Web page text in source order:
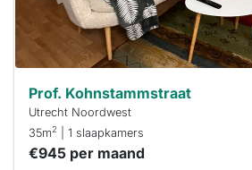
Prof. Kohnstammstraat
Utrecht Noordwest
35m2 | 1 slaapkamers
€945 per maand